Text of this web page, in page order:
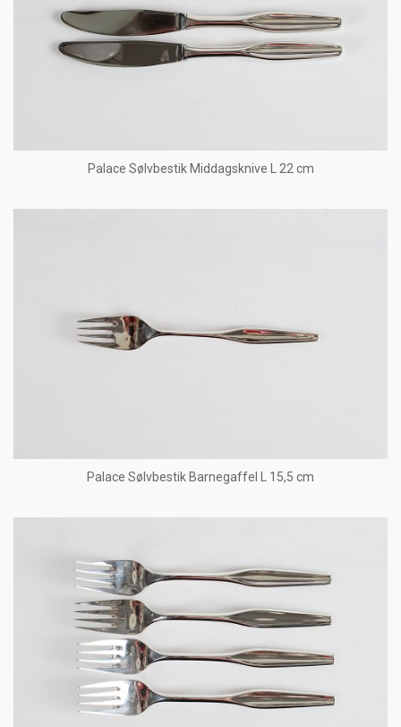
Palace Sølvbestik Middagsknive L 22 cm
Palace Sølvbestik Barnegaffel L 15,5 cm